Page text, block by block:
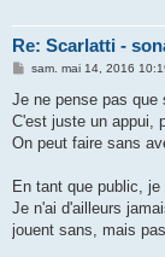
Re: Scarlatti -
M
s
a
g
sam. mai 14, 2016
Je ne pense pas que
C'est juste un appui,
On peut faire sans
En tant que public,
Je n'ai d'ailleurs
jouent sans, mais